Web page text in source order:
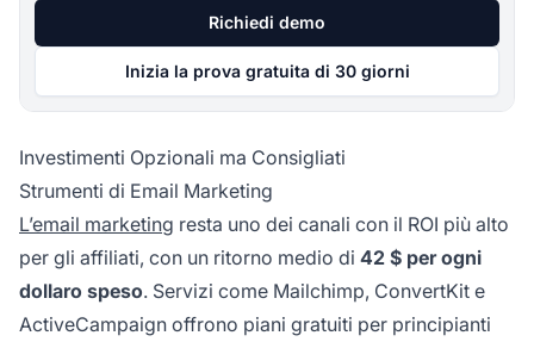
Richiedi demo
Inizia la prova gratuita di 30 giorni
Investimenti Opzionali ma Consigliati
Strumenti di Email Marketing
L’email marketing resta uno dei canali con il ROI più alto
per gli affiliati, con un ritorno medio di 42 $ per ogni
dollaro speso. Servizi come Mailchimp, ConvertKit e
ActiveCampaign offrono piani gratuiti per principianti